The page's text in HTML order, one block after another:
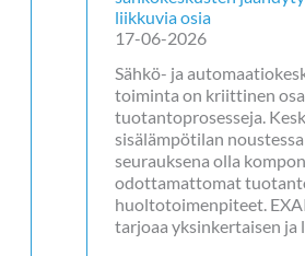
liikkuvia osia
17-06-2026
Sähkö- ja
toiminta on kriittinen
tuotantoprosesseja.
sisälämpötilan
seurauksena olla
odottamattomat
huoltotoimenpiteet.
tarjoaa yksinkertaisen